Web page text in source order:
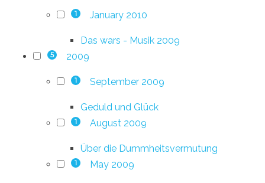
1 January 2010
Das wars - Musik 2009
5 2009
1 September 2009
Geduld und Glück
1 August 2009
Über die Dummheitsvermutung
1 May 2009